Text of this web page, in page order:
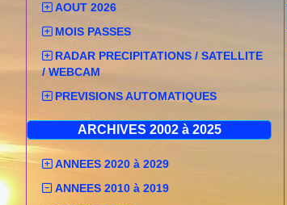
AOUT 2026
MOIS PASSES
RADAR PRECIPITATIONS / SATELLITE
/ WEBCAM
PREVISIONS AUTOMATIQUES
ARCHIVES 2002 à 2025
ANNEES 2020 à 2029
ANNEES 2010 à 2019